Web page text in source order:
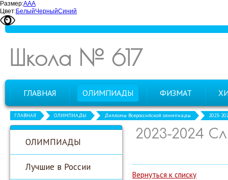
Размер:ААА
Цвет:БелыйЧерныйСиний
Школа № 617
ГЛАВНАЯ ОЛИМПИАДЫ ФИЗМАТ
ГЛАВНАЯ ОЛИМПИАДЫ Дипломы Всероссийской олимпиады 2023-
ОЛИМПИАДЫ
Лучшие в России
2023-2024
Вернуться к списку